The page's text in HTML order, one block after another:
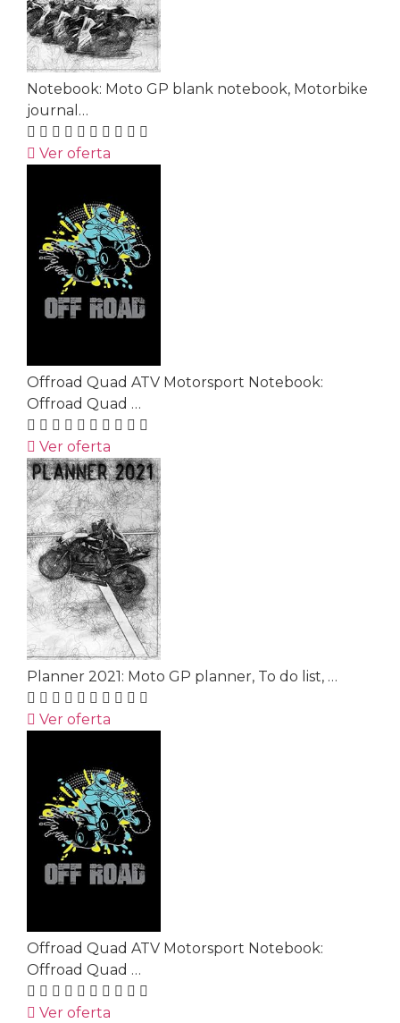
Notebook: Moto GP blank notebook, Motorbike
journal…
Ver oferta
Offroad Quad ATV Motorsport Notebook:
Offroad Quad …
Ver oferta
Planner 2021: Moto GP planner, To do list, …
Ver oferta
Offroad Quad ATV Motorsport Notebook:
Offroad Quad …
Ver oferta